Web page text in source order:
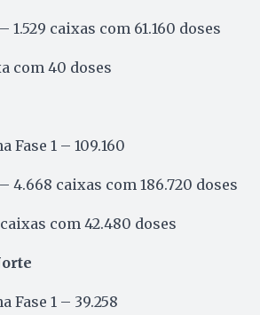
1.529 caixas com 61.160 doses
com 40 doses
Fase 1 – 109.160
4.668 caixas com 186.720 doses
com 42.480 doses
Fase 1 – 39.258